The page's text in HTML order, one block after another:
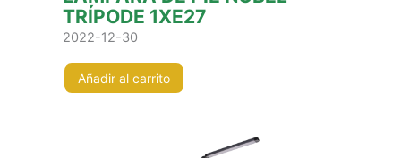
TRÍPODE 1XE27
2022-12-30
Añadir al carrito